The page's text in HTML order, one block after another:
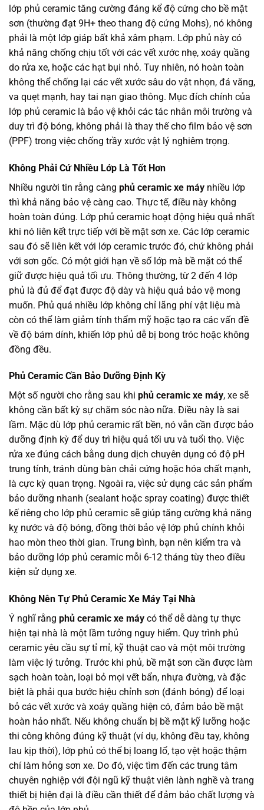
lớp phủ ceramic tăng cường đáng kể độ cứng cho bề mặt
sơn (thường đạt 9H+ theo thang độ cứng Mohs), nó không
phải là một lớp giáp bất khả xâm phạm. Lớp phủ này có
khả năng chống chịu tốt với các vết xước nhẹ, xoáy quầng
do rửa xe, hoặc các hạt bụi nhỏ. Tuy nhiên, nó hoàn toàn
không thể chống lại các vết xước sâu do vật nhọn, đá văng,
va quẹt mạnh, hay tai nạn giao thông. Mục đích chính của
lớp phủ ceramic là bảo vệ khỏi các tác nhân môi trường và
duy trì độ bóng, không phải là thay thế cho film bảo vệ sơn
(PPF) trong việc chống trầy xước vật lý nghiêm trọng.
Không Phải Cứ Nhiều Lớp Là Tốt Hơn
Nhiều người tin rằng càng phủ ceramic xe máy nhiều lớp
thì khả năng bảo vệ càng cao. Thực tế, điều này không
hoàn toàn đúng. Lớp phủ ceramic hoạt động hiệu quả nhất
khi nó liên kết trực tiếp với bề mặt sơn xe. Các lớp ceramic
sau đó sẽ liên kết với lớp ceramic trước đó, chứ không phải
với sơn gốc. Có một giới hạn về số lớp mà bề mặt có thể
giữ được hiệu quả tối ưu. Thông thường, từ 2 đến 4 lớp
phủ là đủ để đạt được độ dày và hiệu quả bảo vệ mong
muốn. Phủ quá nhiều lớp không chỉ lãng phí vật liệu mà
còn có thể làm giảm tính thẩm mỹ hoặc tạo ra các vấn đề
về độ bám dính, khiến lớp phủ dễ bị bong tróc hoặc không
đồng đều.
Phủ Ceramic Cần Bảo Dưỡng Định Kỳ
Một số người cho rằng sau khi phủ ceramic xe máy, xe sẽ
không cần bất kỳ sự chăm sóc nào nữa. Điều này là sai
lầm. Mặc dù lớp phủ ceramic rất bền, nó vẫn cần được bảo
dưỡng định kỳ để duy trì hiệu quả tối ưu và tuổi thọ. Việc
rửa xe đúng cách bằng dung dịch chuyên dụng có độ pH
trung tính, tránh dùng bàn chải cứng hoặc hóa chất mạnh,
là cực kỳ quan trọng. Ngoài ra, việc sử dụng các sản phẩm
bảo dưỡng nhanh (sealant hoặc spray coating) được thiết
kế riêng cho lớp phủ ceramic sẽ giúp tăng cường khả năng
kỵ nước và độ bóng, đồng thời bảo vệ lớp phủ chính khỏi
hao mòn theo thời gian. Trung bình, bạn nên kiểm tra và
bảo dưỡng lớp phủ ceramic mỗi 6-12 tháng tùy theo điều
kiện sử dụng xe.
Không Nên Tự Phủ Ceramic Xe Máy Tại Nhà
Ý nghĩ rằng phủ ceramic xe máy có thể dễ dàng tự thực
hiện tại nhà là một lầm tưởng nguy hiểm. Quy trình phủ
ceramic yêu cầu sự tỉ mỉ, kỹ thuật cao và một môi trường
làm việc lý tưởng. Trước khi phủ, bề mặt sơn cần được làm
sạch hoàn toàn, loại bỏ mọi vết bẩn, nhựa đường, và đặc
biệt là phải qua bước hiệu chỉnh sơn (đánh bóng) để loại
bỏ các vết xước và xoáy quầng hiện có, đảm bảo bề mặt
hoàn hảo nhất. Nếu không chuẩn bị bề mặt kỹ lưỡng hoặc
thi công không đúng kỹ thuật (ví dụ, không đều tay, không
lau kịp thời), lớp phủ có thể bị loang lổ, tạo vệt hoặc thậm
chí làm hỏng sơn xe. Do đó, việc tìm đến các trung tâm
chuyên nghiệp với đội ngũ kỹ thuật viên lành nghề và trang
thiết bị hiện đại là điều cần thiết để đảm bảo chất lượng và